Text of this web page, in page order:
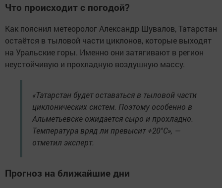
Что происходит с погодой?
Как пояснил метеоролог Александр Шувалов, Татарстан
остаётся в тыловой части циклонов, которые выходят
на Уральские горы. Именно они затягивают в регион
неустойчивую и прохладную воздушную массу.
«Татарстан будет оставаться в тыловой части
циклонических систем. Поэтому особенно в
Альметьевске ожидается сыро и прохладно.
Температура вряд ли превысит +20°C», —
отметил эксперт.
Прогноз на ближайшие дни